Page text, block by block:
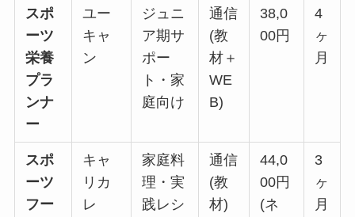
スポ
ーツ
栄養
プラ
ンナ
ー
ユー
キャ
ン
ジュニ
ア期サ
ポー
ト・家
庭向け
通信
(教
材＋
WE
B)
38,0
00円
4
ヶ
月
スポ
ーツ
フー
キャ
リカ
レ
家庭料
理・実
践レシ
通信
(教
材)
44,0
00円
(ネ
3
ヶ
月